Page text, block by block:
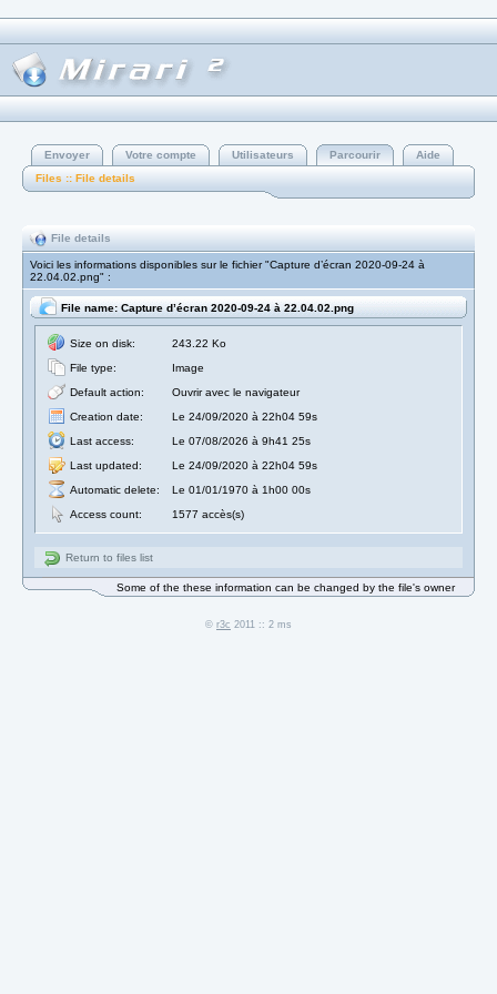
Envoyer Votre compte Utilisateurs Parcourir
Aide
Files :: File details
File details
Voici les informations disponibles sur le fichier "Capture d’écran 2020-09-24 à
22.04.02.png" :
File name: Capture d’écran 2020-09-24 à 22.04.02.png
Size on disk:
243.22 Ko
File type:
Image
Default action:
Ouvrir avec le navigateur
Creation date:
Le 24/09/2020 à 22h04 59s
Last access:
Le 07/08/2026 à 9h41 25s
Last updated:
Le 24/09/2020 à 22h04 59s
Automatic delete:
Le 01/01/1970 à 1h00 00s
Access count:
1577 accès(s)
Return to files list
Some of the these information can be changed by the file's owner
© r3c 2011 :: 2 ms